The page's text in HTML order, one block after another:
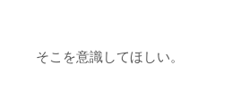
そこを意識してほしい。